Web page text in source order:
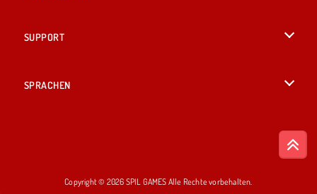
SUPPORT
SPRACHEN
Copyright © 2026 SPIL GAMES Alle Rechte vorbehalten.